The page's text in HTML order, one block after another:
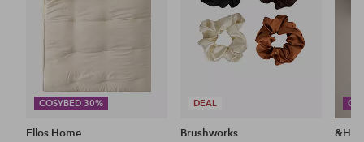
COSYBED 30%
Ellos Home
DEAL
Brushworks